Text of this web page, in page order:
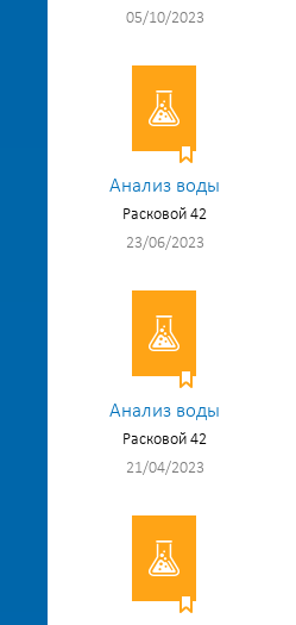
05/10/2023
Анализ воды
Расковой 42
23/06/2023
Анализ воды
Расковой 42
21/04/2023